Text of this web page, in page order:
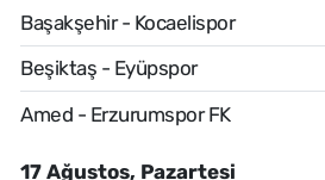
Başakşehir - Kocaelispor
Beşiktaş - Eyüpspor
Amed - Erzurumspor FK
17 Ağustos, Pazartesi